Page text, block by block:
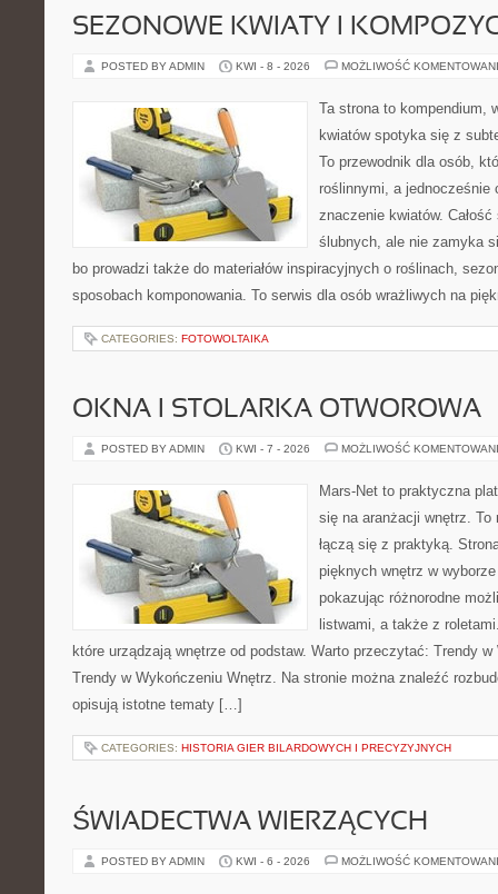
SEZONOWE KWIATY I
POSTED BY ADMIN KWI - 8 - 2026 MOŻLIWOŚĆ
Ta strona to kompendium,
kwiatów spotyka się z
To przewodnik dla osób,
roślinnymi, a jednocześnie
znaczenie kwiatów.
ślubnych, ale nie zamyka
bo prowadzi także do materiałów inspiracyjnych o roślinach,
sposobach komponowania. To serwis dla osób wrażliwych na
CATEGORIES: FOTOWOLTAIKA
OKNA I STOLARKA OTWOROWA
POSTED BY ADMIN KWI - 7 - 2026 MOŻLIWOŚĆ
Mars-Net to praktyczna
się na aranżacji wnętrz.
łączą się z praktyką.
pięknych wnętrz w
pokazując różnorodne
listwami, a także z
które urządzają wnętrze od podstaw. Warto przeczytać: Trendy
Trendy w Wykończeniu Wnętrz. Na stronie można znaleźć
opisują istotne tematy […]
CATEGORIES: HISTORIA GIER BILARDOWYCH I PRECYZYJNYCH
ŚWIADECTWA WIERZĄCYCH
POSTED BY ADMIN KWI - 6 - 2026 MOŻLIWOŚĆ